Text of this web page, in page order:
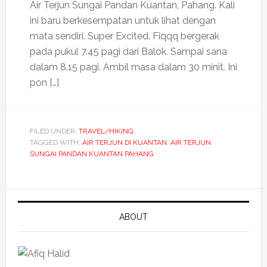
Air Terjun Sungai Pandan Kuantan, Pahang. Kali
ini baru berkesempatan untuk lihat dengan
mata sendiri. Super Excited. Fiqqq bergerak
pada pukul 7.45 pagi dari Balok. Sampai sana
dalam 8.15 pagi. Ambil masa dalam 30 minit. Ini
pon […]
FILED UNDER: TRAVEL/HIKING
TAGGED WITH: AIR TERJUN DI KUANTAN, AIR TERJUN
SUNGAI PANDAN KUANTAN PAHANG
ABOUT